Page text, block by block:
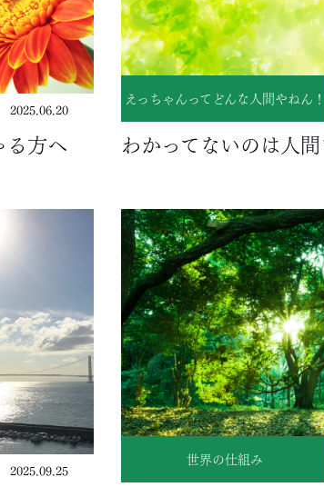
2025.06.20
る方へ
えっちゃんってどんな人間やねん！
わかってないのは人
2025.09.25
世界の仕組み